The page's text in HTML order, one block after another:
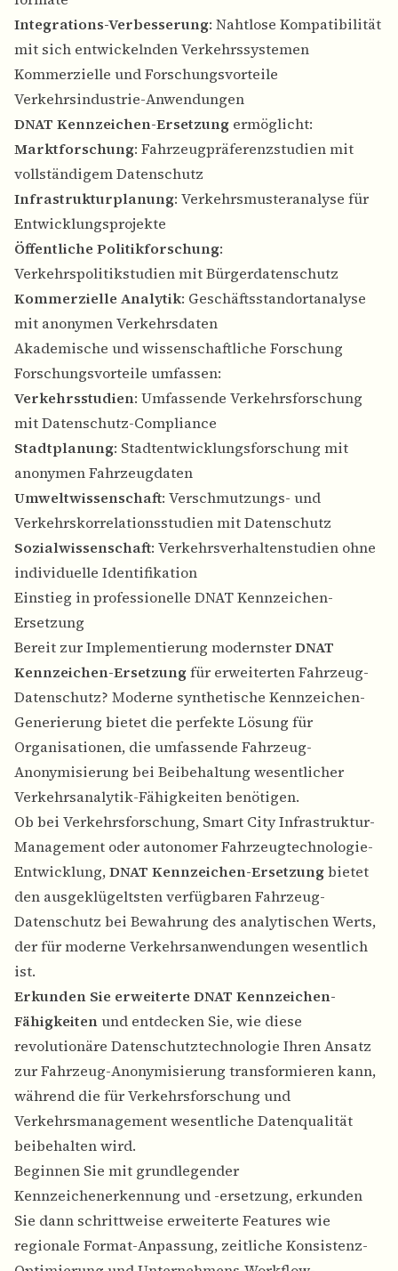
Integrations-Verbesserung: Nahtlose Kompatibilität
mit sich entwickelnden Verkehrssystemen
Kommerzielle und Forschungsvorteile
Verkehrsindustrie-Anwendungen
DNAT Kennzeichen-Ersetzung ermöglicht:
Marktforschung: Fahrzeugpräferenzstudien mit
vollständigem Datenschutz
Infrastrukturplanung: Verkehrsmusteranalyse für
Entwicklungsprojekte
Öffentliche Politikforschung:
Verkehrspolitikstudien mit Bürgerdatenschutz
Kommerzielle Analytik: Geschäftsstandortanalyse
mit anonymen Verkehrsdaten
Akademische und wissenschaftliche Forschung
Forschungsvorteile umfassen:
Verkehrsstudien: Umfassende Verkehrsforschung
mit Datenschutz-Compliance
Stadtplanung: Stadtentwicklungsforschung mit
anonymen Fahrzeugdaten
Umweltwissenschaft: Verschmutzungs- und
Verkehrskorrelationsstudien mit Datenschutz
Sozialwissenschaft: Verkehrsverhaltenstudien ohne
individuelle Identifikation
Einstieg in professionelle DNAT Kennzeichen-
Ersetzung
Bereit zur Implementierung modernsterDNAT
Kennzeichen-Ersetzungfür erweiterten Fahrzeug-
Datenschutz? Moderne synthetische Kennzeichen-
Generierung bietet die perfekte Lösung für
Organisationen, die umfassende Fahrzeug-
Anonymisierung bei Beibehaltung wesentlicher
Verkehrsanalytik-Fähigkeiten benötigen.
Ob bei Verkehrsforschung, Smart City Infrastruktur-
Management oder autonomer Fahrzeugtechnologie-
Entwicklung,DNAT Kennzeichen-Ersetzungbietet
den ausgeklügeltsten verfügbaren Fahrzeug-
Datenschutz bei Bewahrung des analytischen Werts,
der für moderne Verkehrsanwendungen wesentlich
ist.
Erkunden Sie erweiterte DNAT Kennzeichen-
Fähigkeitenund entdecken Sie, wie diese
revolutionäre Datenschutztechnologie Ihren Ansatz
zur Fahrzeug-Anonymisierung transformieren kann,
während die für Verkehrsforschung und
Verkehrsmanagement wesentliche Datenqualität
beibehalten wird.
Beginnen Sie mit grundlegender
Kennzeichenerkennung und -ersetzung, erkunden
Sie dann schrittweise erweiterte Features wie
regionale Format-Anpassung, zeitliche Konsistenz-